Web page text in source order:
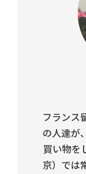
フランス
の人達が
買い物を
京）では